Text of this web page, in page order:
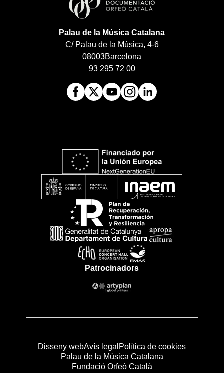
Palau de la Música Catalana
C/ Palau de la Música, 4-6
08003Barcelona
93 295 72 00
Patrocinadors
Disseny webAvís legal Política de cookies
Palau de la Música Catalana
Fundació Orfeó Català